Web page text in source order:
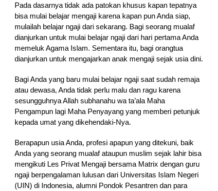
Pada dasarnya tidak ada patokan khusus kapan tepatnya
bisa mulai belajar mengaji karena kapan pun Anda siap,
mulailah belajar ngaji dari sekarang. Bagi seorang mualaf
dianjurkan untuk mulai belajar ngaji dari hari pertama Anda
memeluk Agama Islam. Sementara itu, bagi orangtua
dianjurkan untuk mengajarkan anak mengaji sejak usia dini.
Bagi Anda yang baru mulai belajar ngaji saat sudah remaja
atau dewasa, Anda tidak perlu malu dan ragu karena
sesungguhnya Allah subhanahu wa ta’ala Maha
Pengampun lagi Maha Penyayang yang memberi petunjuk
kepada umat yang dikehendaki-Nya.
Berapapun usia Anda, profesi apapun yang ditekuni, baik
Anda yang seorang mualaf ataupun muslim sejak lahir bisa
mengikuti Les Privat Mengaji bersama Matrix dengan guru
ngaji berpengalaman lulusan dari Universitas Islam Negeri
(UIN) di Indonesia, alumni Pondok Pesantren dan para